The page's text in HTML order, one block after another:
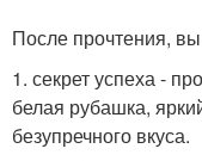
После прочтения,
1. секрет успеха -
белая рубашка,
безупречного вкуса.